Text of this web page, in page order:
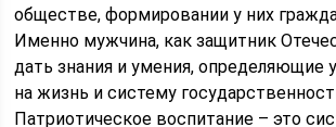
обществе, формировании у них
Именно мужчина, как защитник
дать знания и умения, определяющие
на жизнь и систему
Патриотическое воспитание – это